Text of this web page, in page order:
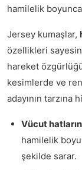
hamilelik
Jersey kumaşlar,
özellikleri
hareket
kesimlerde ve
adayının tarzına
Vücut
hamilelik
şekilde sarar.